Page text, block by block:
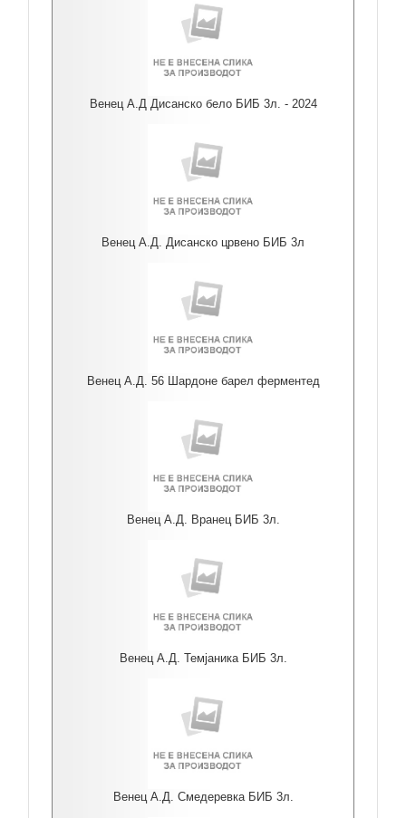
Венец А.Д Дисанско бело БИБ 3л. - 2024
Венец А.Д. Дисанско црвено БИБ 3л
Венец А.Д. 56 Шардоне барел ферментед
Венец А.Д. Вранец БИБ 3л.
Венец А.Д. Темјаника БИБ 3л.
Венец А.Д. Смедеревка БИБ 3л.